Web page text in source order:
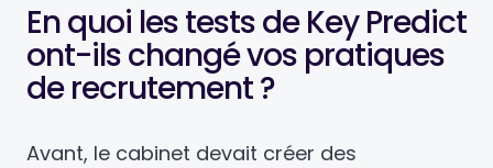
En quoi les tests de Key Predict
ont-ils changé vos pratiques
de recrutement ?
Avant, le cabinet devait créer des